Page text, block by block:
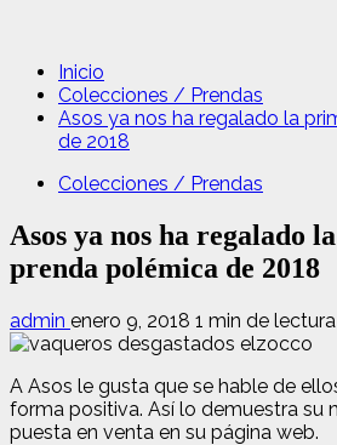
Inicio
Colecciones / Prendas
Asos ya nos ha regalado la
de 2018
Colecciones / Prendas
Asos ya nos ha regalado
prenda polémica de 2018
admin enero 9, 2018 1 min de lectura
A Asos le gusta que se hable de
forma positiva. Así lo demuestra su
puesta en venta en su página web.